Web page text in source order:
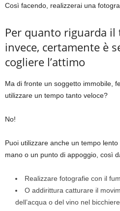
Così facendo, realizzerai una
Per quanto riguarda il
invece, certamente è
cogliere l’attimo
Ma di fronte un soggetto immobile,
utilizzare un tempo tanto veloce?
No!
Puoi utilizzare anche un tempo
mano o un punto di appoggio, così
Realizzare fotografie con il
O addirittura catturare il
dell’acqua o del vino nel bicchiere